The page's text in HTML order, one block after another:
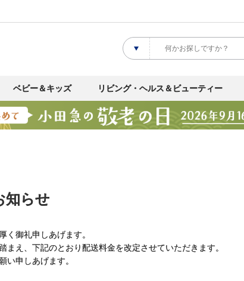
ベビー＆キッズ リビング・ヘルス＆ビューティー
知らせ
く御礼申しあげます。
まえ、下記のとおり配送料⾦を改定させていただきます。
い申しあげます。